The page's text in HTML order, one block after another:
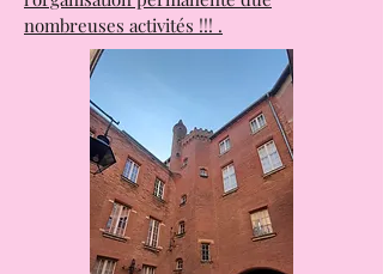
fabuleux site.
Les Halles de la Cartoucherie sont avant
tout, un formidable lieu d'échange, avec
l'organisation permanente due
nombreuses activités !!! .